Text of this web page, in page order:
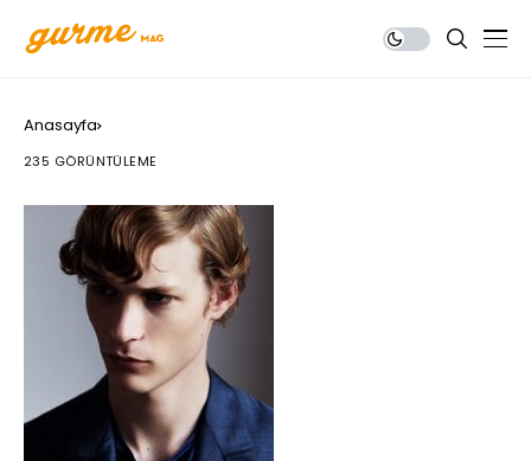
Anasayfa
235 GÖRÜNTÜLEME